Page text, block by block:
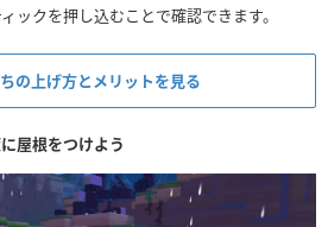
ックを押し込むことで確認できます。
の上げ方とメリットを見る
屋根をつけよう